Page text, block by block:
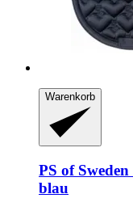
Warenkorb
PS of Sweden
blau